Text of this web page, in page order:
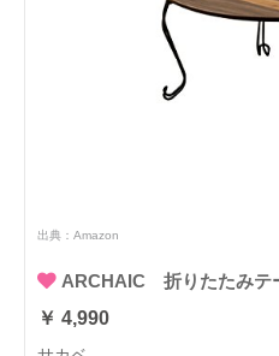
出典： Amazon
ARCHAIC 折りたたみテ
￥ 4,990